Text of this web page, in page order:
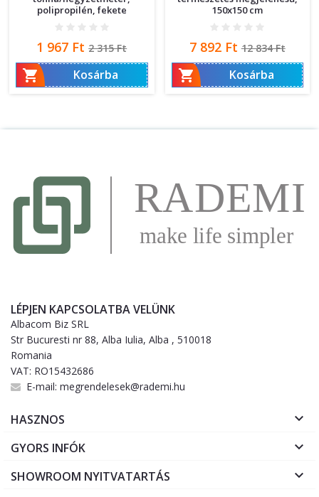
polipropilén, fekete
Ár
1 967 Ft Normál
ár
2 315 Ft
 Kosárba
150x150 cm
Ár
7 892 Ft Normál
ár
12 834 Ft
 Kosárba
LÉPJEN KAPCSOLATBA VELÜNK
Albacom Biz SRL
Str Bucuresti nr 88, Alba Iulia, Alba , 510018
Romania
VAT: RO15432686
E-mail: megrendelesek@rademi.hu
HASZNOS 
GYORS INFÓK 
SHOWROOM NYITVATARTÁS 